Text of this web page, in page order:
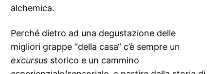
alchemica.
Perché dietro ad una degustazione delle
migliori grappe “della casa“ c’è sempre un
excursus storico e un cammino